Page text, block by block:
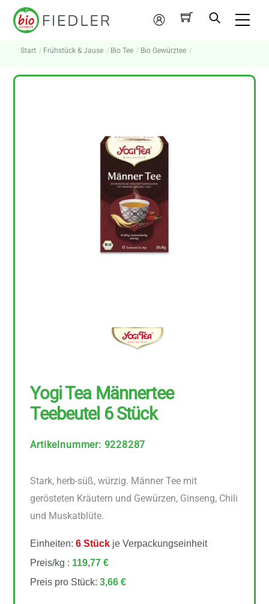
Skip
Mein
Konto
Start Frühstück & Jause Bio Tee Bio Gewürztee
Yogi Tea Männertee
Teebeutel 6 Stück
Artikelnummer: 9228287
Stark, herb-süß, würzig. Männer Tee mit
gerösteten Kräutern und Gewürzen, Ginseng, Chili
und Muskatblüte.
Einheiten:6 Stück je Verpackungseinheit
Preis/kg : 119,77 €
Preis pro Stück:3,66 €